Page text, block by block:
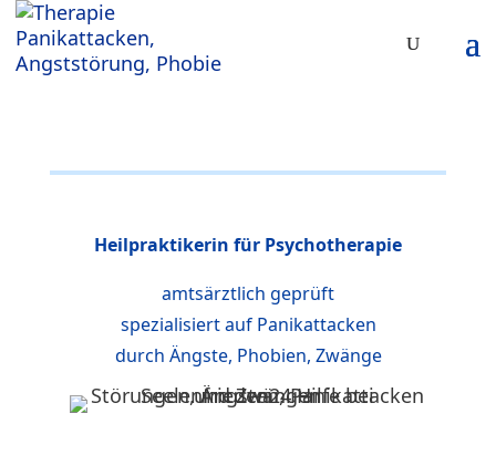
Heilpraktikerin für Psychotherapie
amtsärztlich geprüft
spezialisiert auf Panikattacken
durch Ängste, Phobien, Zwänge